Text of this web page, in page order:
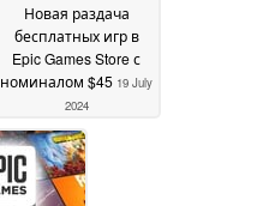
Новая раздача
бесплатных игр в
Epic Games Store с
номиналом $45 19 July
2024